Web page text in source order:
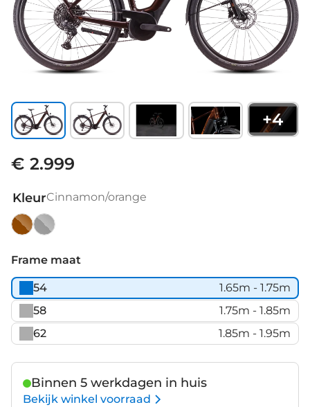
+4
€ 2.999
KleurCinnamon/orange
Frame maat
54
1.65m - 1.75m
58
1.75m - 1.85m
62
1.85m - 1.95m
Binnen 5 werkdagen in huis
Bekijk winkel voorraad